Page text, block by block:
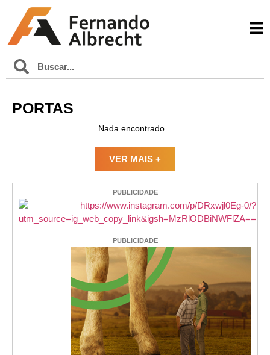
PORTAS
Nada encontrado...
VER MAIS +
PUBLICIDADE
PUBLICIDADE